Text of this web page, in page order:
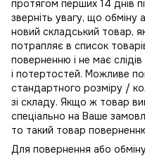
протягом перших 14 днів
зверніть увагу, що обміну
новий складський товар,
потрапляє в список
поверненню і не має
і потертостей. Можливе
стандартного розміру /
зі складу. Якщо ж товар
спеціально на Ваше
то такий товар
Для повернення або обміну